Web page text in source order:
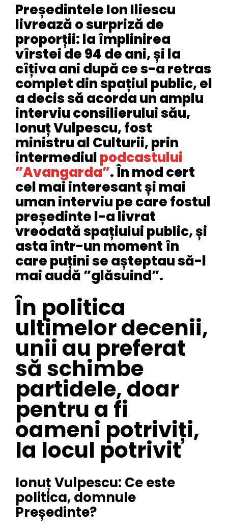
Președintele Ion Iliescu
livrează o surpriză de
proporții: la împlinirea
vîrstei de 94 de ani, și la
cîțiva ani după ce s-a retras
complet din spațiul public, el
a decis să acorda un amplu
interviu consilierului său,
Ionuț Vulpescu, fost
ministru al Culturii, prin
intermediulpodcastului
”Avangarda”. În mod cert
cel mai interesant și mai
uman interviu pe care fostul
președinte l-a livrat
vreodată spațiului public, și
asta într-un moment în
care puțini se așteptau să-l
mai audă ”glăsuind”.
În politica
ultimelor decenii,
unii au preferat
să schimbe
partidele, doar
pentru a fi
oameni potriviți,
la locul potrivit
Ionuț Vulpescu: Ce este
politica, domnule
Președinte?